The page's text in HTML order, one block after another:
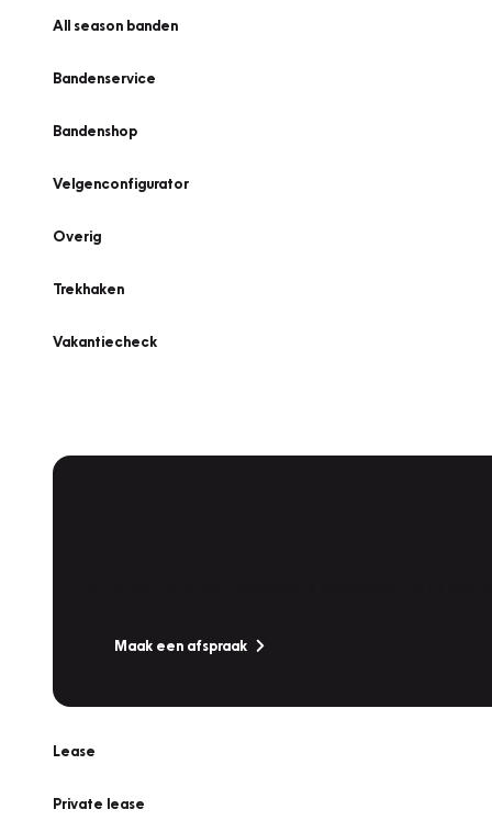
All season banden
Bandenservice
Bandenshop
Velgenconfigurator
Overig
Trekhaken
Vakantiecheck
Maak een afspraak
Lease
Private lease